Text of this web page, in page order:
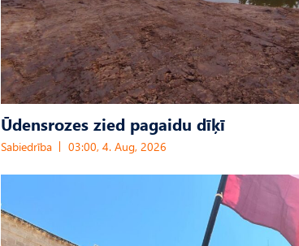
Ūdensrozes zied pagaidu dīķī
Sabiedrība 03:00, 4. Aug, 2026